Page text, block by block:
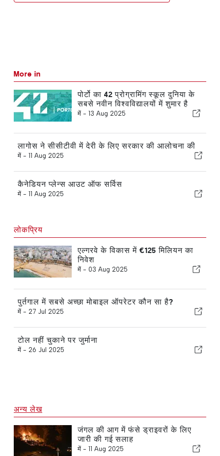
More in
पोर्टो का 42 प्रोग्रामिंग स्कूल दुनिया के
सबसे नवीन विश्वविद्यालयों में शुमार है
में - 13 Aug 2025
लागोस ने सीसीटीवी में देरी के लिए सरकार की आलोचना की
में - 11 Aug 2025
कैनेडियन प्लेन्स आउट ऑफ सर्विस
में - 11 Aug 2025
लोकप्रिय
एल्गरवे के विकास में €125 मिलियन का
निवेश
में - 03 Aug 2025
पुर्तगाल में सबसे अच्छा मोबाइल ऑपरेटर कौन सा है?
में - 27 Jul 2025
टोल नहीं चुकाने पर जुर्माना
में - 26 Jul 2025
अन्य लेख
जंगल की आग में फंसे ड्राइवरों के लिए
जारी की गई सलाह
में - 11 Aug 2025